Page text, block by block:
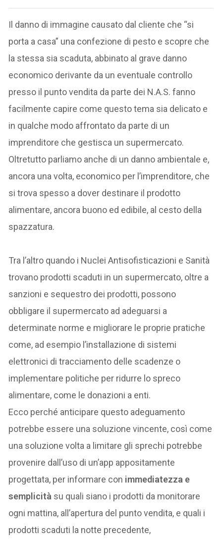
Il danno di immagine causato dal cliente che “si
porta a casa” una confezione di pesto e scopre che
la stessa sia scaduta, abbinato al grave danno
economico derivante da un eventuale controllo
presso il punto vendita da parte dei N.A.S. fanno
facilmente capire come questo tema sia delicato e
in qualche modo affrontato da parte di un
imprenditore che gestisca un supermercato.
Oltretutto parliamo anche di un danno ambientale e,
ancora una volta, economico per l’imprenditore, che
si trova spesso a dover destinare il prodotto
alimentare, ancora buono ed edibile, al cesto della
spazzatura.
Tra l’altro quando i Nuclei Antisofisticazioni e Sanità
trovano prodotti scaduti in un supermercato, oltre a
sanzioni e sequestro dei prodotti, possono
obbligare il supermercato ad adeguarsi a
determinate norme e migliorare le proprie pratiche
come, ad esempio l’installazione di sistemi
elettronici di tracciamento delle scadenze o
implementare politiche per ridurre lo spreco
alimentare, come le donazioni a enti.
Ecco perché anticipare questo adeguamento
potrebbe essere una soluzione vincente, così come
una soluzione volta a limitare gli sprechi potrebbe
provenire dall’uso di un’app appositamente
progettata, per informare con immediatezza e
semplicità su quali siano i prodotti da monitorare
ogni mattina, all’apertura del punto vendita, e quali i
prodotti scaduti la notte precedente,